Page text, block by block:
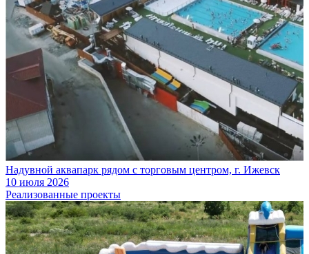
Надувной аквапарк рядом с торговым центром, г. Ижевск
10 июля 2026
Реализованные проекты